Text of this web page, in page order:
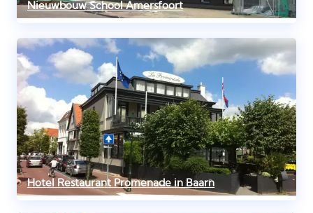
Nieuwbouw School Amersfoort
Hotel Restaurant Promenade in Baarn